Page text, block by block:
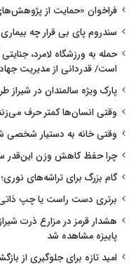
فراخوان «حمایت از
سندروم پای بی قرار چه
حمله به ورزشگاه لامرد،
است/ قدردانی از مدیریت
پارک ویژه سالمندان در شیراز
وقتی انسان‌ها کمتر حرف
وقتی خانه به دستیار شخصی
چرا حفظ کاهش وزن
گام بزرگ برای تراشه‌های
برتری دست راست یا چپ ذاتی
هشدار قرمز در مزارع ذرت
پاییزه مشاهده شد
امید تازه برای جلوگیری از